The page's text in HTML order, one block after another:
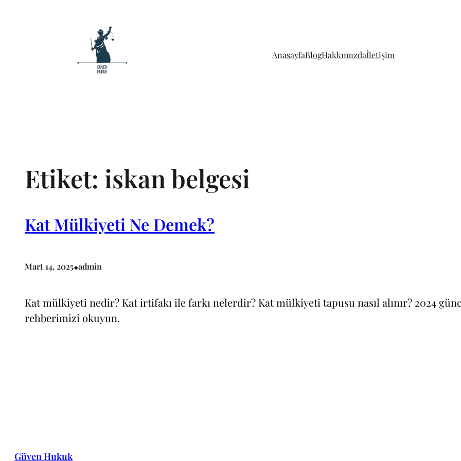
AnasayfaBlogHakkımızdaİletişim
Etiket: iskan belgesi
Kat Mülkiyeti Ne Demek?
Mart 14, 2025•admin
Kat mülkiyeti nedir? Kat irtifakı ile farkı nelerdir? Kat mülkiyeti tapusu nasıl alınır? 2024
rehberimizi okuyun.
Güven Hukuk